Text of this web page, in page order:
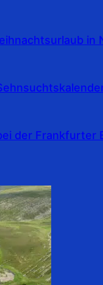
in
der Frankfurter